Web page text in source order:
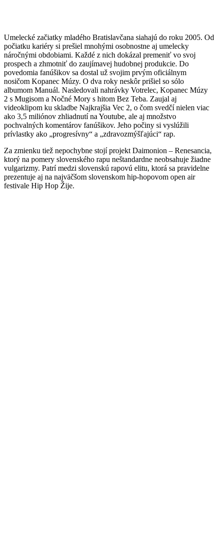
Umelecké začiatky mladého Bratislavčana siahajú do roku 2005. Od
počiatku kariéry si prešiel mnohými osobnostne aj umelecky
náročnými obdobiami. Každé z nich dokázal premeniť vo svoj
prospech a zhmotniť do zaujímavej hudobnej produkcie. Do
povedomia fanúšikov sa dostal už svojim prvým oficiálnym
nosičom Kopanec Múzy. O dva roky neskôr prišiel so sólo
albumom Manuál. Nasledovali nahrávky Votrelec, Kopanec Múzy
2 s Mugisom a Nočné Mory s hitom Bez Teba. Zaujal aj
videoklipom ku skladbe Najkrajšia Vec 2, o čom svedčí nielen viac
ako 3,5 miliónov zhliadnutí na Youtube, ale aj množstvo
pochvalných komentárov fanúšikov. Jeho počiny si vyslúžili
prívlastky ako „progresívny“ a „zdravozmýšľajúci“ rap.
Za zmienku tiež nepochybne stojí projekt Daimonion – Renesancia,
ktorý na pomery slovenského rapu neštandardne neobsahuje žiadne
vulgarizmy. Patrí medzi slovenskú rapovú elitu, ktorá sa pravidelne
prezentuje aj na najväčšom slovenskom hip-hopovom open air
festivale Hip Hop Žije.